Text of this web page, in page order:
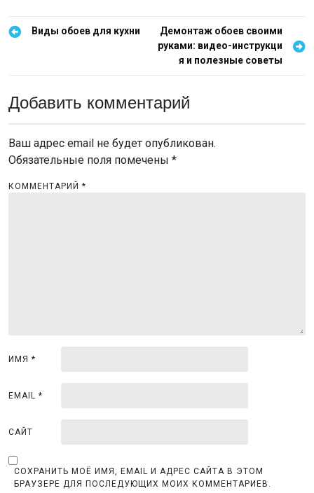
Н
и
г
а
ц
и
м
Виды обоев для кухни
Демонтаж обоев своими
руками: видео-инструкци
я и полезные советы
Добавить комментарий
Ваш адрес email не будет опубликован.
Обязательные поля помечены *
КОММЕНТАРИЙ *
ИМЯ *
EMAIL *
САЙТ
СОХРАНИТЬ МОЁ ИМЯ, EMAIL И АДРЕС САЙТА В ЭТОМ
БРАУЗЕРЕ ДЛЯ ПОСЛЕДУЮЩИХ МОИХ КОММЕНТАРИЕВ.